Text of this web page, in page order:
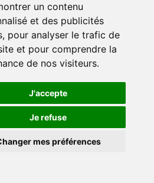
un contenu
et des publicités
pour analyser le trafic de
et pour comprendre la
de nos visiteurs.
J'accepte
Je refuse
mes préférences
Les Arcades du
sont un monument érigé à
en commémoration du
l'indépendance de la Belgique en
nouveau à Bruxelles